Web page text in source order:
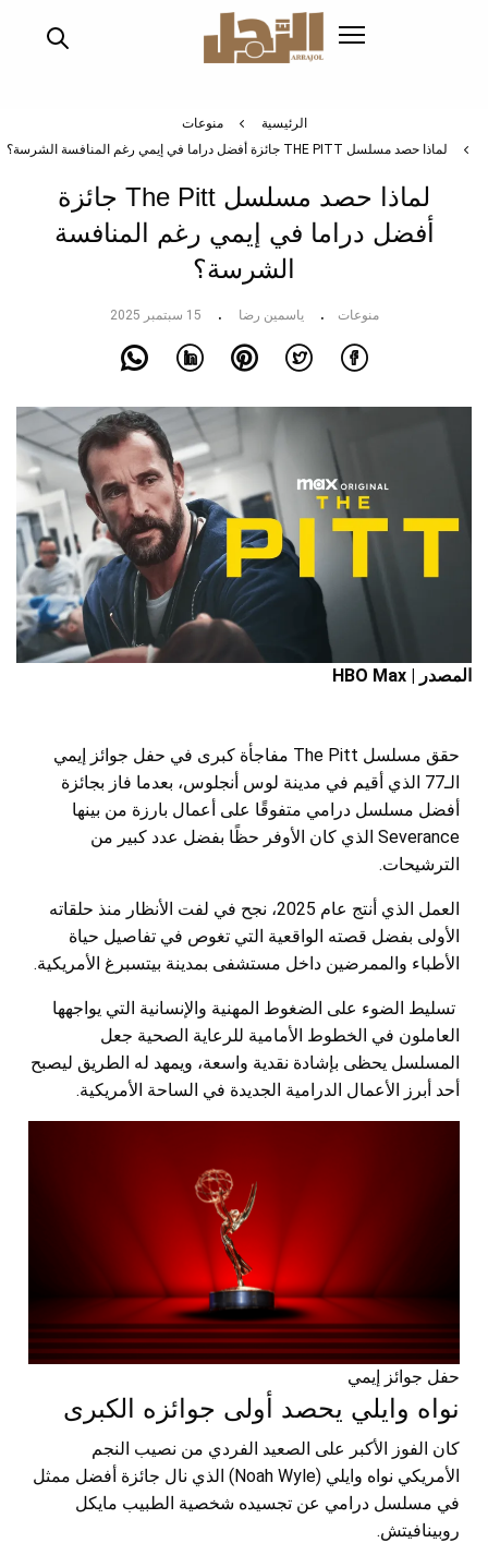
الرئيسية
منوعات
لماذا حصد مسلسل THE PITT جائزة أفضل دراما في إيمي رغم المنافسة الشرسة؟
لماذا حصد مسلسل The Pitt جائزة
أفضل دراما في إيمي رغم المنافسة
الشرسة؟
منوعات ياسمين رضا 15 سبتمبر 2025
المصدر | HBO Max
حقق مسلسل The Pitt مفاجأة كبرى في حفل جوائز إيمي
الـ77 الذي أقيم في مدينة لوس أنجلوس، بعدما فاز بجائزة
أفضل مسلسل درامي متفوقًا على أعمال بارزة من بينها
Severance الذي كان الأوفر حظًا بفضل عدد كبير من
الترشيحات.
العمل الذي أنتج عام 2025، نجح في لفت الأنظار منذ حلقاته
الأولى بفضل قصته الواقعية التي تغوص في تفاصيل حياة
الأطباء والممرضين داخل مستشفى بمدينة بيتسبرغ الأمريكية.
تسليط الضوء على الضغوط المهنية والإنسانية التي يواجهها
العاملون في الخطوط الأمامية للرعاية الصحية جعل
المسلسل يحظى بإشادة نقدية واسعة، ويمهد له الطريق ليصبح
أحد أبرز الأعمال الدرامية الجديدة في الساحة الأمريكية.
حفل جوائز إيمي
نواه وايلي يحصد أولى جوائزه الكبرى
كان الفوز الأكبر على الصعيد الفردي من نصيب النجم
الأمريكي نواه وايلي (Noah Wyle) الذي نال جائزة أفضل ممثل
في مسلسل درامي عن تجسيده شخصية الطبيب مايكل
روبينافيتش.